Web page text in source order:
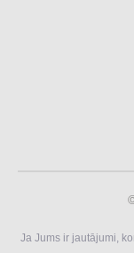
Ja Jums ir jautājumi,